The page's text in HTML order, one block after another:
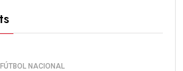
FÚTBOL NACIONAL